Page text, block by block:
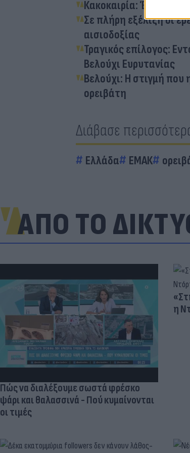
Κακοκαιρία: Έπεσαν
Σε πλήρη εξέλιξη οι
αισιοδοξίας
Τραγικός επίλογος:
Βελούχι Ευρυτανίας
Βελούχι: Η στιγμή που
ορειβάτη
Διάβασε
Ελλάδα ΕΜΑΚ
ΑΠΟ ΤΟ
Πώς να διαλέξουμε σωστά φρέσκο
ψάρι και θαλασσινά - Πού κυμαίνονται
οι τιμές
η